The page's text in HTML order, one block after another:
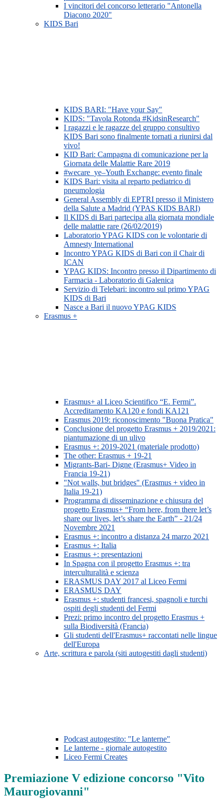
I vincitori del concorso letterario "Antonella
Diacono 2020"
KIDS Bari
KIDS BARI: "Have your Say"
KIDS: "Tavola Rotonda #KidsinResearch"
I ragazzi e le ragazze del gruppo consultivo
KIDS Bari sono finalmente tornati a riunirsi dal
vivo!
KID Bari: Campagna di comunicazione per la
Giornata delle Malattie Rare 2019
#wecare_ye–Youth Exchange: evento finale
KIDS Bari: visita al reparto pediatrico di
pneumologia
General Assembly di EPTRI presso il Ministero
della Salute a Madrid (YPAS KIDS BARI)
Il KIDS di Bari partecipa alla giornata mondiale
delle malattie rare (26/02/2019)
Laboratorio YPAG KIDS con le volontarie di
Amnesty International
Incontro YPAG KIDS di Bari con il Chair di
ICAN
YPAG KIDS: Incontro presso il Dipartimento di
Farmacia - Laboratorio di Galenica
Servizio di Telebari: incontro sul primo YPAG
KIDS di Bari
Nasce a Bari il nuovo YPAG KIDS
Erasmus +
Erasmus+ al Liceo Scientifico “E. Fermi”.
Accreditamento KA120 e fondi KA121
Erasmus 2019: riconoscimento "Buona Pratica"
Conclusione del progetto Erasmus + 2019/2021:
piantumazione di un ulivo
Erasmus +: 2019-2021 (materiale prodotto)
The other: Erasmus + 19-21
Migrants-Bari- Digne (Erasmus+ Video in
Francia 19-21)
"Not walls, but bridges" (Erasmus + video in
Italia 19-21)
Programma di disseminazione e chiusura del
progetto Erasmus+ “From here, from there let’s
share our lives, let’s share the Earth” - 21/24
Novembre 2021
Erasmus +: incontro a distanza 24 marzo 2021
Erasmus +: Italia
Erasmus +: presentazioni
In Spagna con il progetto Erasmus +: tra
interculturalità e scienza
ERASMUS DAY 2017 al Liceo Fermi
ERASMUS DAY
Erasmus +: studenti francesi, spagnoli e turchi
ospiti degli studenti del Fermi
Prezi: primo incontro del progetto Erasmus +
sulla Biodiversità (Francia)
Gli studenti dell'Erasmus+ raccontati nelle lingue
dell'Europa
Arte, scrittura e parola (siti autogestiti dagli studenti)
Podcast autogestito: "Le lanterne"
Le lanterne - giornale autogestito
Liceo Fermi Creates
Premiazione V edizione concorso "Vito
Maurogiovanni"